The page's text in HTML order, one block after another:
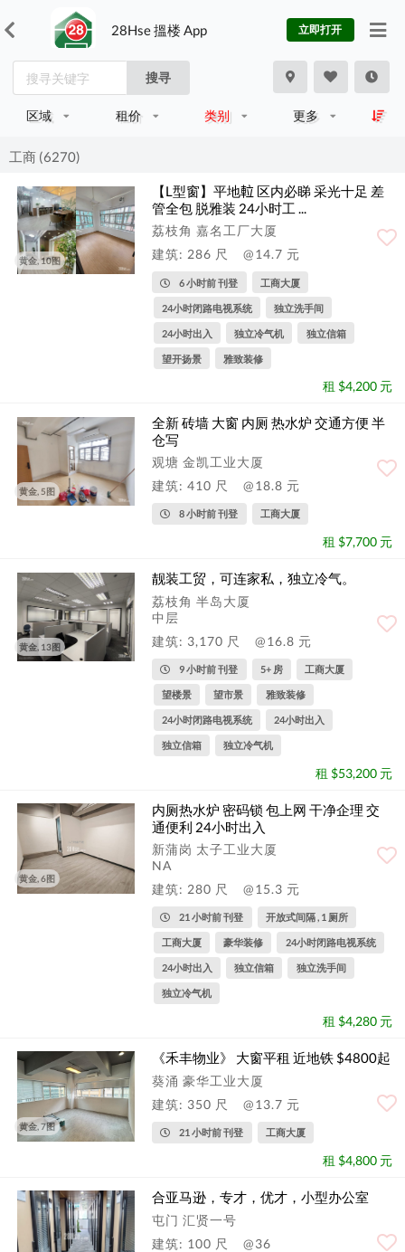
28Hse 搵楼 App 立即打开
搜寻
区域 租价 类别 更多
工商 (6270)
黄金, 10图
【L型窗】平地𨋢 区内必睇 采光十足 差
管全包 脱雅装 24小时工 ...
荔枝角 嘉名工厂大厦
建筑: 286 尺
@14.7 元
6 小时前 刊登 工商大厦
24小时闭路电视系统 独立洗手间
24小时出入 独立冷气机 独立信箱
望开扬景 雅致装修
租 $4,200 元
黄金, 5图
全新 砖墙 大窗 内厕 热水炉 交通方便 半
仓写
观塘 金凯工业大厦
建筑: 410 尺
@18.8 元
8 小时前 刊登 工商大厦
租 $7,700 元
黄金, 13图
靓装工贸，可连家私，独立冷气。
荔枝角 半岛大厦
中层
建筑: 3,170 尺
@16.8 元
9 小时前 刊登 5+ 房 工商大厦
望楼景 望市景 雅致装修
24小时闭路电视系统 24小时出入
独立信箱 独立冷气机
租 $53,200 元
黄金, 6图
内厕热水炉 密码锁 包上网 干净企理 交
通便利 24小时出入
新蒲岗 太子工业大厦
NA
建筑: 280 尺
@15.3 元
21 小时前 刊登 开放式间隔 , 1 厕所
工商大厦 豪华装修 24小时闭路电视系统
24小时出入 独立信箱 独立洗手间
独立冷气机
租 $4,280 元
黄金, 7图
《禾丰物业》 大窗平租 近地铁 $4800起
葵涌 豪华工业大厦
建筑: 350 尺
@13.7 元
21 小时前 刊登 工商大厦
租 $4,800 元
合亚马逊，专才，优才，小型办公室
屯门 汇贤一号
建筑: 100 尺
@36